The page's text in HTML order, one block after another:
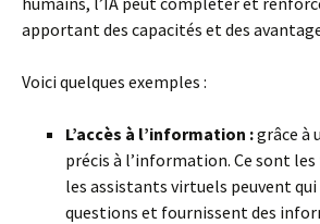
apportant des capacités et des
Voici quelques exemples :
L’accès à l’information :grâce à
précis à l’information. Ce sont
les assistants virtuels peuvent
questions et fournissent des